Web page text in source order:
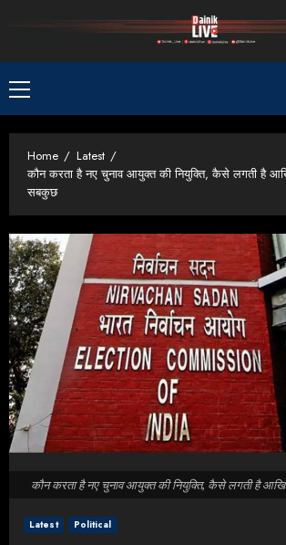
Primary
Menu
Home
Latest
कौन करता है नए चुनाव आयुक्त की नियुक्ति, कैसे लगती है
सबकुछ
Latest Political
कौन करता है नए चुनाव आयुक्त की नियुक्ति, कैसे लगती है